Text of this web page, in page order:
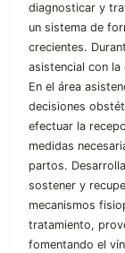
diagnosticar y
un sistema de
crecientes.
asistencial con la
En el área
decisiones
efectuar la
medidas
partos.
sostener y
mecanismos
tratamiento,
fomentando el